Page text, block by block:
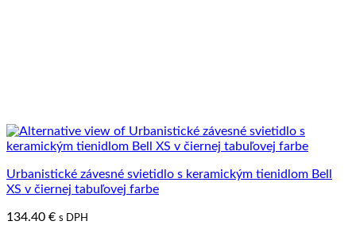
Urbanistické závesné svietidlo s keramickým tienidlom Bell
XS v čiernej tabuľovej farbe
134.40 € s DPH